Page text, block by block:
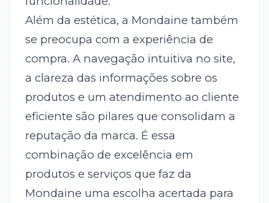
Além da estética, a Mondaine também
se preocupa com a experiência de
compra. A navegação intuitiva no site,
a clareza das informações sobre os
produtos e um atendimento ao cliente
eficiente são pilares que consolidam a
reputação da marca. É essa
combinação de excelência em
produtos e serviços que faz da
Mondaine uma escolha acertada para